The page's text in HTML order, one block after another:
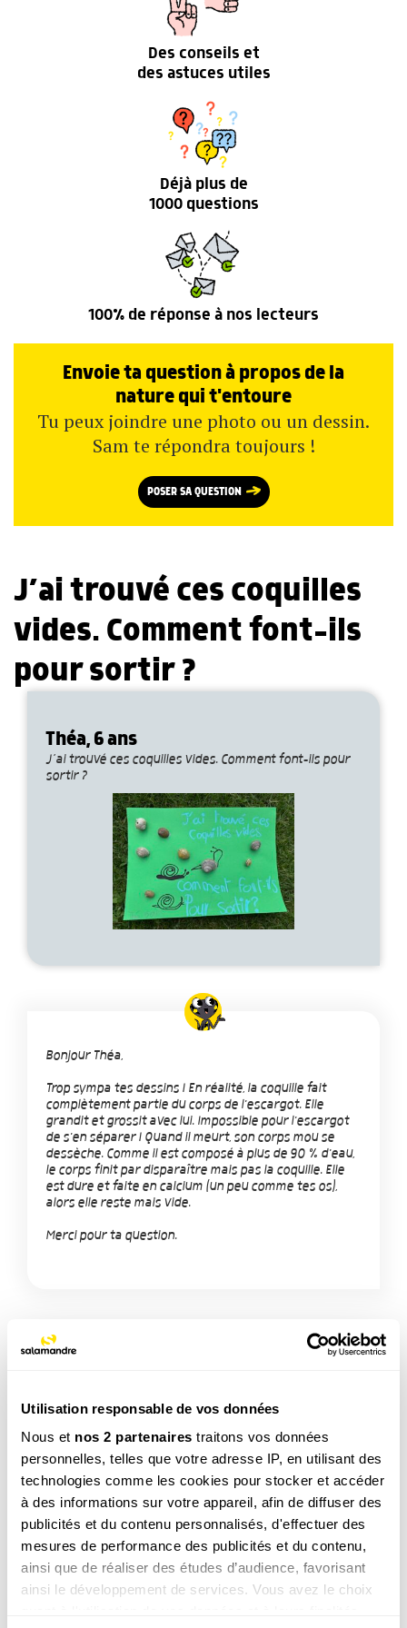
Utilisation responsable de vos données
Nous et nos 2 partenaires traitons vos données
personnelles, telles que votre adresse IP, en utilisant des
technologies comme les cookies pour stocker et accéder
à des informations sur votre appareil, afin de diffuser des
publicités et du contenu personnalisés, d'effectuer des
mesures de performance des publicités et du contenu,
ainsi que de réaliser des études d’audience, favorisant
ainsi le développement de services. Vous avez le choix
Des conseils et
des astuces utiles
Déjà plus de
1000 questions
100% de réponse à nos lecteurs
Envoie ta question à propos de la
nature qui t'entoure
Tu peux joindre une photo ou un dessin.
Sam te répondra toujours !
POSER SA QUESTION
J’ai trouvé ces coquilles
vides. Comment font-ils
pour sortir ?
Théa, 6 ans
J’ai trouvé ces coquilles vides. Comment font-ils pour
sortir ?
Bonjour Théa,
Trop sympa tes dessins ! En réalité, la coquille fait
complètement partie du corps de l'escargot. Elle
grandit et grossit avec lui. Impossible pour l'escargot
de s'en séparer ! Quand il meurt, son corps mou se
dessèche. Comme il est composé à plus de 90 % d'eau,
le corps finit par disparaître mais pas la coquille. Elle
est dure et faite en calcium (un peu comme tes os),
alors elle reste mais vide.
Merci pour ta question.
NOS 3 REVUES
REVUE SALAMANDRE
Plongez au coeur d'une nature insolite près de chez
vous